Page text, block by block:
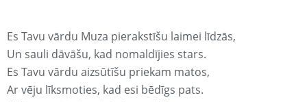
Es Tavu vārdu Muza pierakstīšu laimei līdzās,
Un sauli dāvāšu, kad nomaldījies stars.
Es Tavu vārdu aizsūtīšu priekam matos,
Ar vēju līksmoties, kad esi bēdīgs pats.